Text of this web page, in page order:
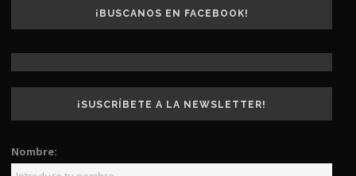
¡BUSCANOS EN FACEBOOK!
¡SUSCRÍBETE A LA NEWSLETTER!
Nombre: